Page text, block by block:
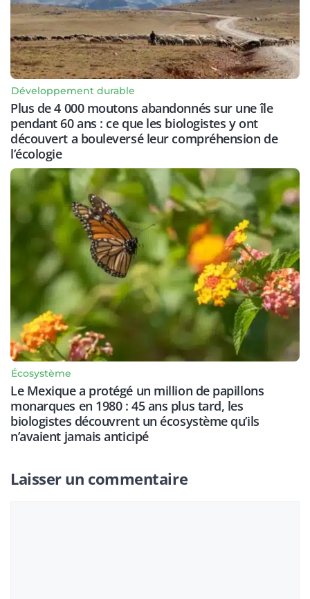
Développement durable
Plus de 4 000 moutons abandonnés sur une île
pendant 60 ans : ce que les biologistes y ont
découvert a bouleversé leur compréhension de
l’écologie
Écosystème
Le Mexique a protégé un million de papillons
monarques en 1980 : 45 ans plus tard, les
biologistes découvrent un écosystème qu’ils
n’avaient jamais anticipé
Laisser un commentaire